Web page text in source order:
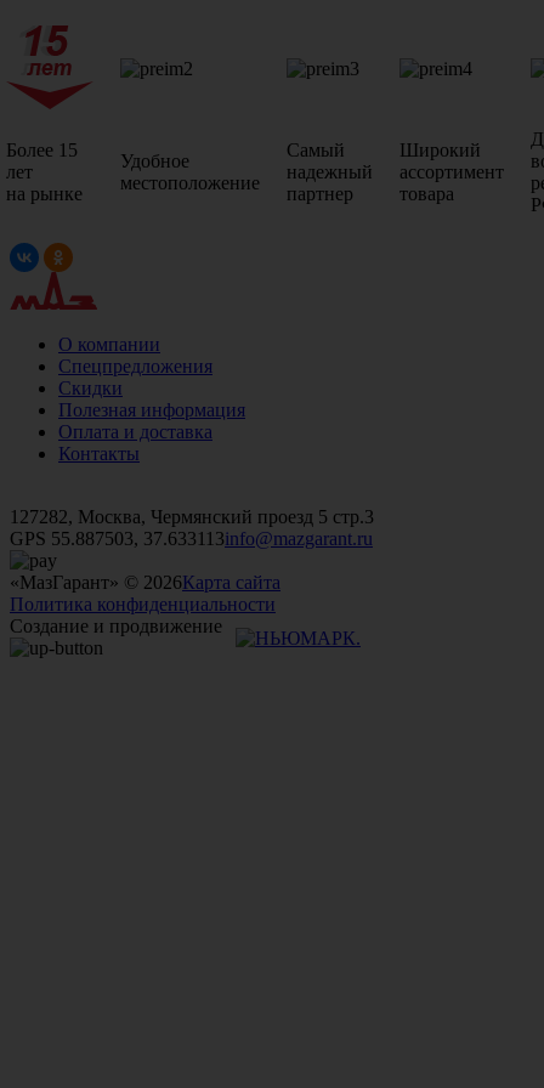
Более 15
лет
на рынке
Удобное
местоположение
Самый
надежный
партнер
Широкий
ассортимент
товара
О компании
Спецпредложения
Скидки
Полезная информация
Оплата и доставка
Контакты
127282, Москва, Чермянский проезд 5 стр.3
GPS 55.887503, 37.633113info@mazgarant.ru
«МазГарант» © 2026Карта сайта
Политика конфиденциальности
Создание и продвижение